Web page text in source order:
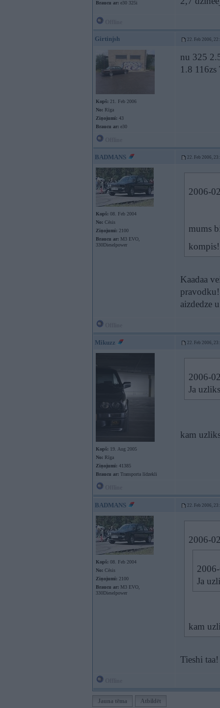
Braucu ar: e30 325i
Girtinjsh 22. Feb 2006,
Kopš: 21. Feb 2006
No: Rīga
Ziņojumi: 43
Braucu ar: e30
nu 325
1.8
BADMANS 22. Feb 2006,
Kopš: 08. Feb 2004
No: Cēsis
Ziņojumi: 2100
Braucu ar: M3 EVO,
330Dieselpower
2006-
mums
Kaadaa
aizdedze
Mikuzz 22. Feb 2006,
Kopš: 19. Aug 2005
No: Rīga
Ziņojumi: 41385
Braucu ar: Transporta līdzekli
2006-
Ja
kam
BADMANS 22. Feb 2006,
Kopš: 08. Feb 2004
No: Cēsis
Ziņojumi: 2100
Braucu ar: M3 EVO,
330Dieselpower
2006-
Ja
kam
Tieshi
Jauna tēma Atbildēt